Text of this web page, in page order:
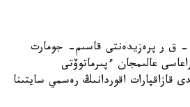
- ق ر پرەزيدەنتى قاسىم- جومارت
عالىمجان ءپىرماتوۆتى
قازاقپارات اقوردانىڭ رەسمي سايتىنا